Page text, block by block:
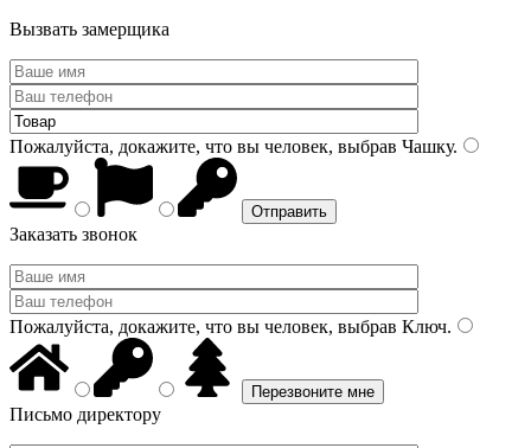
Вызвать замерщика
Пожалуйста, докажите, что вы человек, выбрав Чашку.
Заказать звонок
Пожалуйста, докажите, что вы человек, выбрав Ключ.
Письмо директору